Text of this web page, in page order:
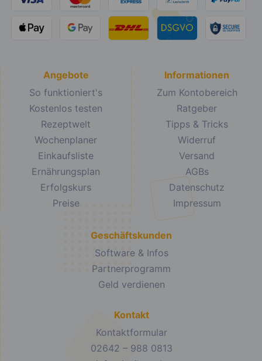
Angebote
So funktioniert's
Kostenlos testen
Rezeptwelt
Wochenplaner
Einkaufsliste
Ernährungsplan
Erfolgskurs
Preise
Informationen
Zum Kontobereich
Ratgeber
Tipps & Tricks
Widerruf
Versand
AGBs
Datenschutz
Impressum
Geschäftskunden
Software & Infos
Partnerprogramm
Geld verdienen
Kontakt
Kontaktformular
02642 – 988 0813